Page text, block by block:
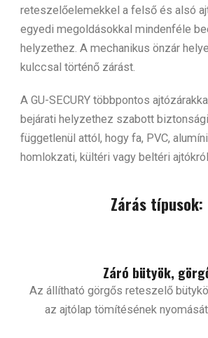
reteszelőelemekkel a felső és alsó
egyedi megoldásokkal mindenféle
helyzethez. A mechanikus önzár
kulccsal történő zárást.
A GU-SECURY többpontos
bejárati helyzethez szabott
függetlenül attól, hogy fa, PVC,
homlokzati, kültéri vagy beltéri
Zárás típusok:
Záró bütyök,
Az állítható görgős reteszelő
az ajtólap tömítésének